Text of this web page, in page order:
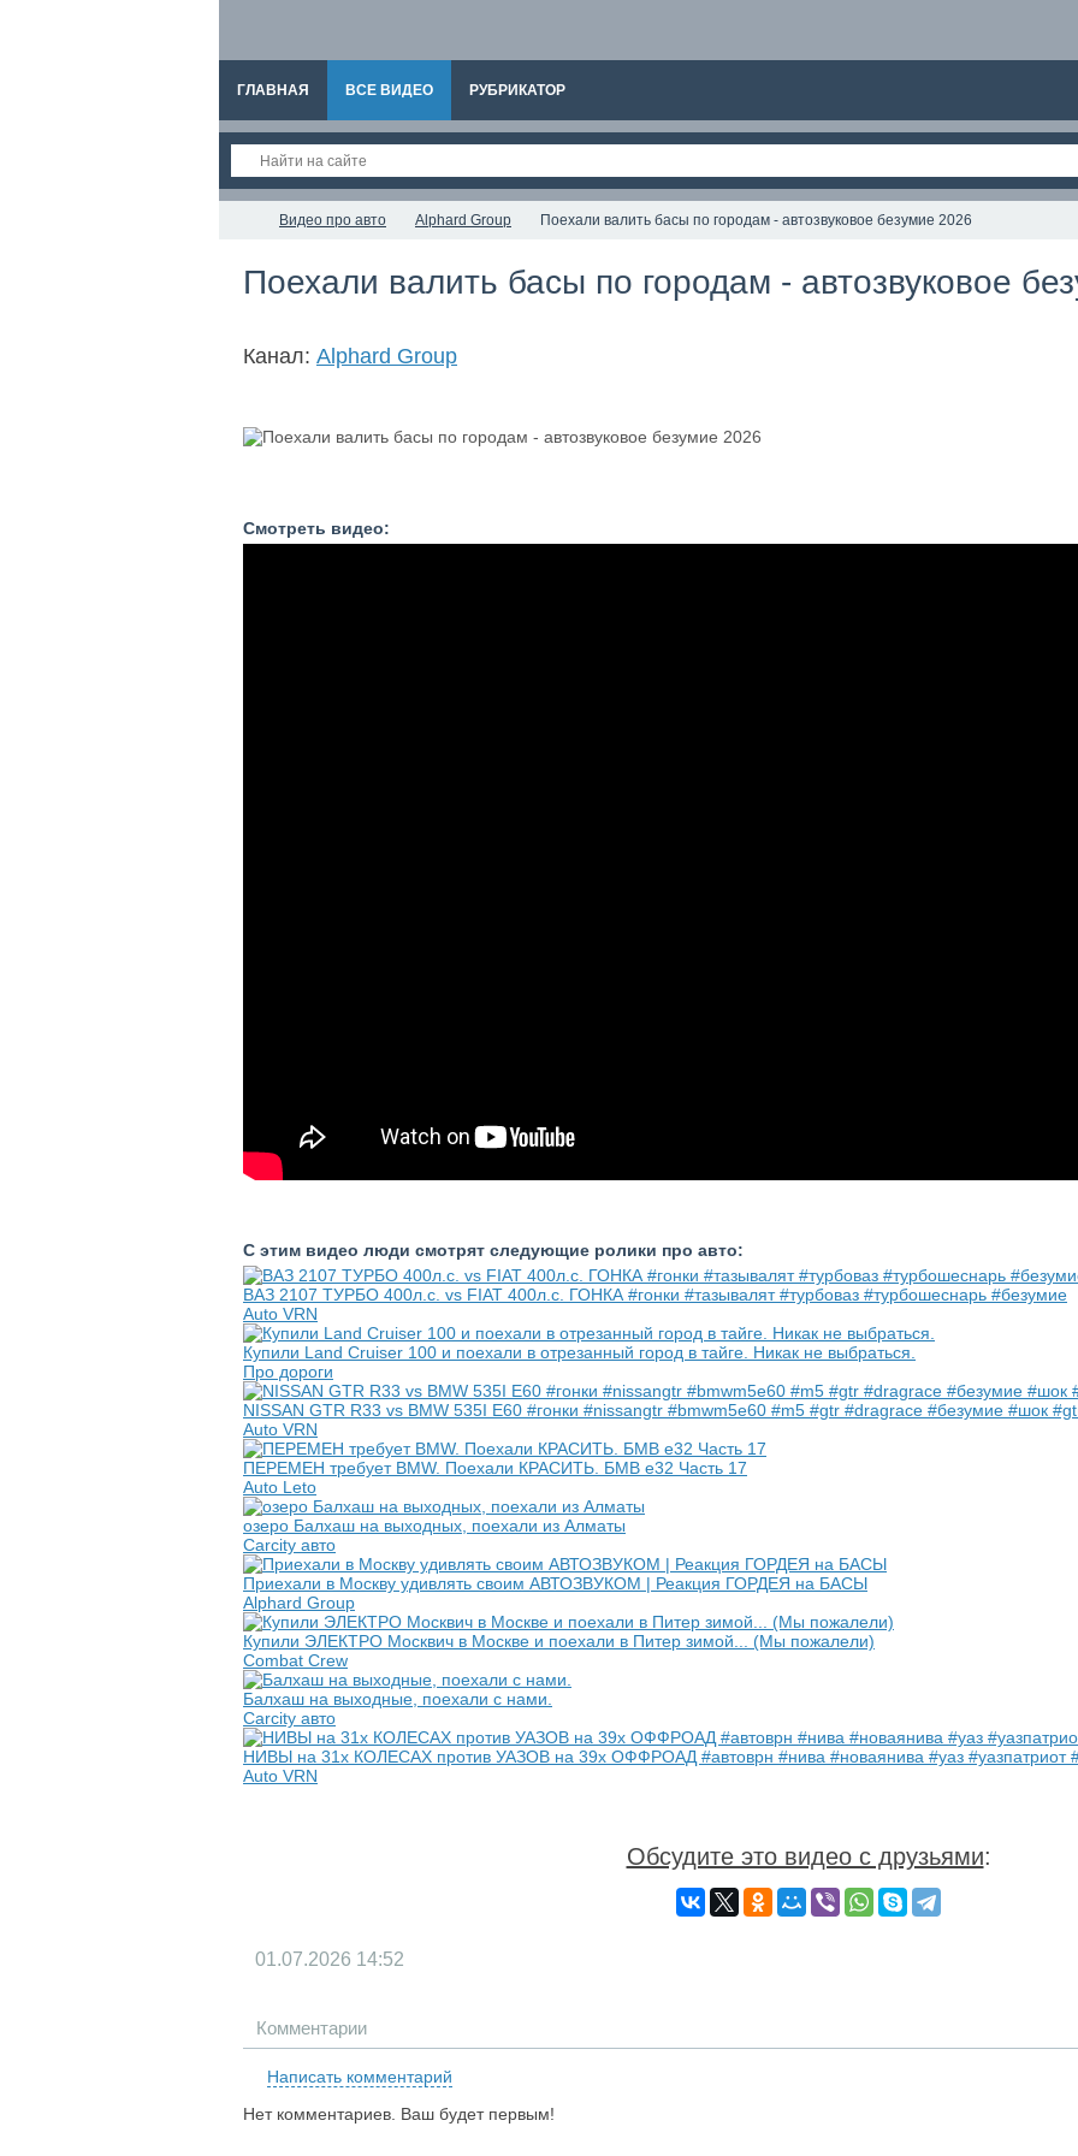
ГЛАВНАЯ ВСЕ ВИДЕО РУБРИКАТОР
Видео про авто Alphard Group Поехали валить басы по городам - автозвуковое безумие 2026
Поехали валить басы по городам - автозвуковое
Канал: Alphard Group
Смотреть видео:
С этим видео люди смотрят следующие ролики про авто:
ВАЗ 2107 ТУРБО 400л.с. vs FIAT 400л.с. ГОНКА #гонки #тазывалят #турбоваз #турбошеснарь #безумие
Auto VRN
Купили Land Cruiser 100 и поехали в отрезанный город в тайге. Никак не выбраться.
Про дороги
NISSAN GTR R33 vs BMW 535I E60 #гонки #nissangtr #bmwm5e60 #m5 #gtr #dragrace #безумие #шок
Auto VRN
ПЕРЕМЕН требует BMW. Поехали КРАСИТЬ. БМВ е32 Часть 17
Auto Leto
озеро Балхаш на выходных, поехали из Алматы
Carcity авто
Приехали в Москву удивлять своим АВТОЗВУКОМ | Реакция ГОРДЕЯ на БАСЫ
Alphard Group
Купили ЭЛЕКТРО Москвич в Москве и поехали в Питер зимой... (Мы пожалели)
Combat Crew
Балхаш на выходные, поехали с нами.
Carcity авто
НИВЫ на 31х КОЛЕСАХ против УАЗОВ на 39х ОФФРОАД #автоврн #нива #новаянива #уаз #уазпатриот
Auto VRN
Обсудите это видео с друзьями:
01.07.2026 14:52
Комментарии
Написать комментарий
Нет комментариев. Ваш будет первым!